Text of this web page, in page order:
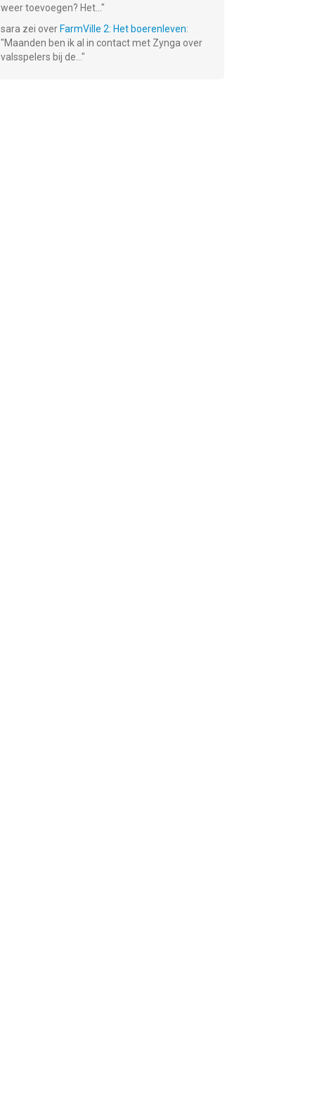
weer toevoegen? Het... "
sara zei over FarmVille 2: Het boerenleven:
"Maanden ben ik al in contact met Zynga over
valsspelers bij de... "